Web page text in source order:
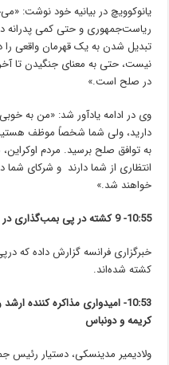
یانوکوویچ در بیانیه خود نوشت:
ریاست‌جمهوری و حتی کمی پدرانه
تبدیل شدن به یک قهرمان واقعی را
نیست، حتی به معنای جنگیدن تا
در صلح است.»
وی در ادامه یادآور شد: «من به
دارید، ولی شما شخصاً موظف
به توافق صلح برسید. مردم
انتظاری از شما دارند و شرکای
خواهند شد.»
10:55- 9 کشته در پی بمب‌گذاری در شهر سومی
کشته شده‌اند.
10:53- امیدواری مذاکره کننده
کریمه و دونباس
ولادیمیر مدینسکی، دستیار